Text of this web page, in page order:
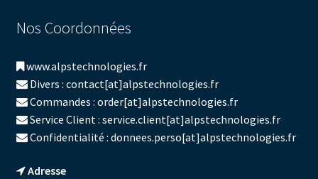
Nos Coordonnées
www.alpstechnologies.fr
Divers : contact[at]alpstechnologies.fr
Commandes : order[at]alpstechnologies.fr
Service Client : service.client[at]alpstechnologies.fr
Confidentialité : donnees.perso[at]alpstechnologies.fr
Adresse